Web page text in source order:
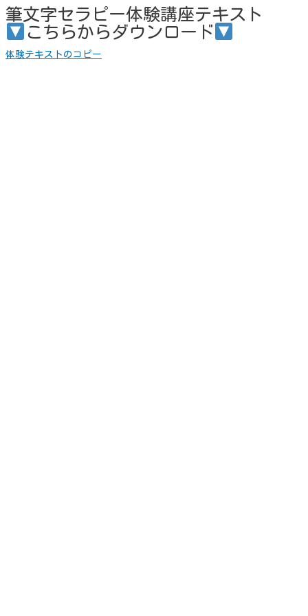
筆文字セラピー体験講座テキスト
こちらからダウンロード
体験テキストのコピー